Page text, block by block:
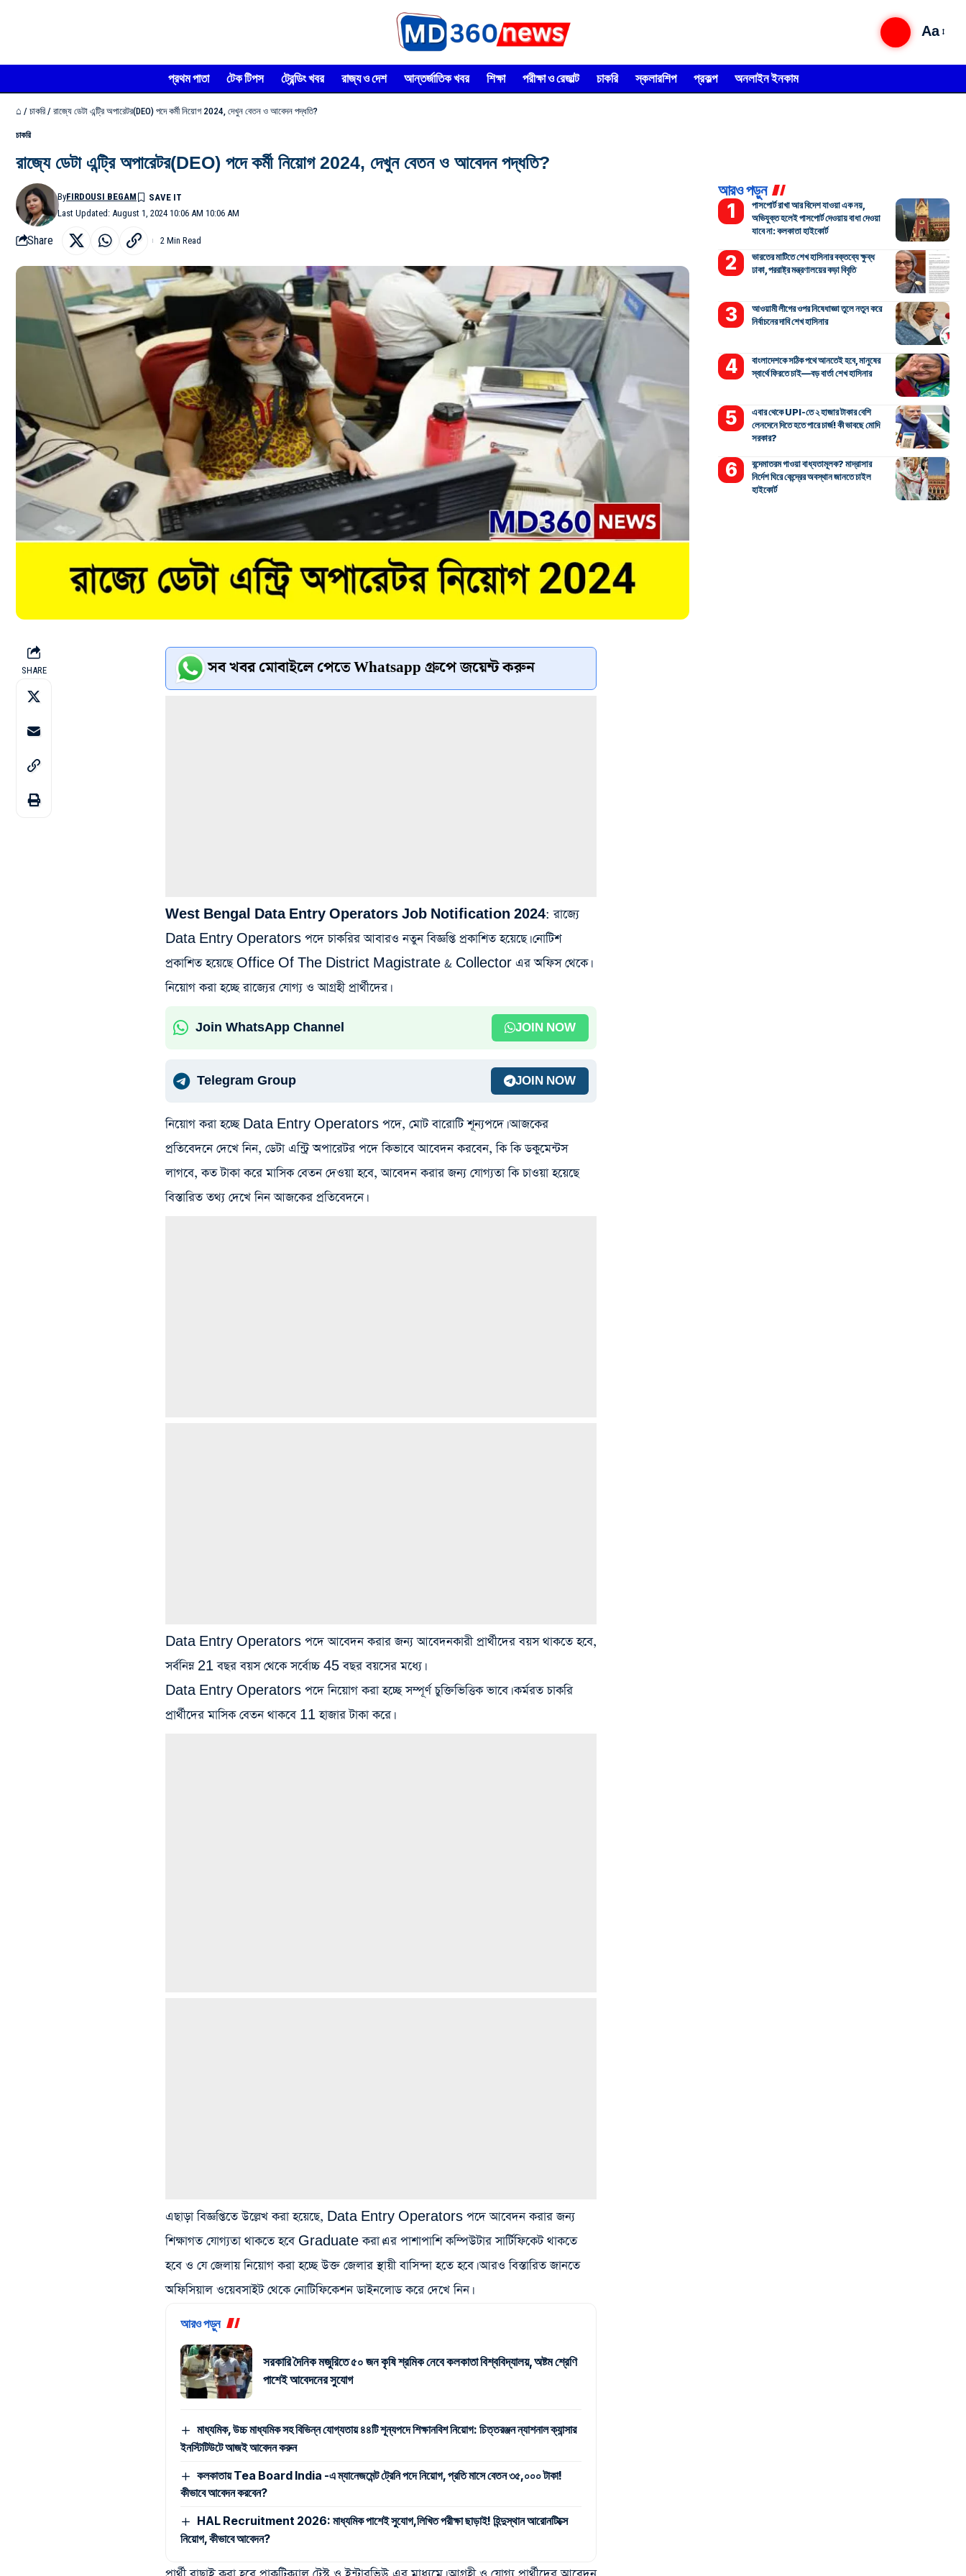
Aa
প্রথম পাতা টেক টিপস ট্রেন্ডিং খবর রাজ্য ও দেশ আন্তর্জাতিক খবর শিক্ষা পরীক্ষা ও রেজাল্ট চাকরি স্কলারশিপ প্রকল্প অনলাইন ইনকাম
⌂ / চাকরি / রাজ্যে ডেটা এন্ট্রি অপারেটর(DEO) পদে কর্মী নিয়োগ 2024, দেখুন বেতন ও আবেদন পদ্ধতি?
চাকরি
রাজ্যে ডেটা এন্ট্রি অপারেটর(DEO) পদে কর্মী নিয়োগ 2024, দেখুন বেতন ও আবেদন পদ্ধতি?
Last Updated: August 1, 2024 10:06 AM 10:06 AM
ByFIRDOUSI BEGAM
Share 2 Min Read
SHARE সব খবর মোবাইলে পেতে Whatsapp গ্রুপে জয়েন্ট করুন
West Bengal Data Entry Operators Job Notification 2024: রাজ্যে
Data Entry Operators পদে চাকরির আবারও নতুন বিজ্ঞপ্তি প্রকাশিত হয়েছে। নোটিশ
প্রকাশিত হয়েছে Office Of The District Magistrate & Collector এর অফিস থেকে।
নিয়োগ করা হচ্ছে রাজ্যের যোগ্য ও আগ্রহী প্রার্থীদের।
Join WhatsApp Channel JOIN NOW
Telegram Group JOIN NOW
নিয়োগ করা হচ্ছে Data Entry Operators পদে, মোট বারোটি শূন্যপদে। আজকের
প্রতিবেদনে দেখে নিন, ডেটা এন্ট্রি অপারেটর পদে কিভাবে আবেদন করবেন, কি কি ডকুমেন্টস
লাগবে, কত টাকা করে মাসিক বেতন দেওয়া হবে, আবেদন করার জন্য যোগ্যতা কি চাওয়া হয়েছে
বিস্তারিত তথ্য দেখে নিন আজকের প্রতিবেদনে।
Data Entry Operators পদে আবেদন করার জন্য আবেদনকারী প্রার্থীদের বয়স থাকতে হবে,
সর্বনিম্ন 21 বছর বয়স থেকে সর্বোচ্চ 45 বছর বয়সের মধ্যে।
Data Entry Operators পদে নিয়োগ করা হচ্ছে সম্পূর্ণ চুক্তিভিত্তিক ভাবে। কর্মরত চাকরি
প্রার্থীদের মাসিক বেতন থাকবে 11 হাজার টাকা করে।
এছাড়া বিজ্ঞপ্তিতে উল্লেখ করা হয়েছে, Data Entry Operators পদে আবেদন করার জন্য
শিক্ষাগত যোগ্যতা থাকতে হবে Graduate করা।এর পাশাপাশি কম্পিউটার সার্টিফিকেট থাকতে
হবে ও যে জেলায় নিয়োগ করা হচ্ছে উক্ত জেলার স্থায়ী বাসিন্দা হতে হবে। আরও বিস্তারিত জানতে
অফিসিয়াল ওয়েবসাইট থেকে নোটিফিকেশন ডাইনলোড করে দেখে নিন।
আরও পড়ুন
সরকারি দৈনিক মজুরিতে ৫০ জন কৃষি শ্রমিক নেবে কলকাতা বিশ্ববিদ্যালয়, অষ্টম শ্রেণি
পাশেই আবেদনের সুযোগ
মাধ্যমিক, উচ্চ মাধ্যমিক সহ বিভিন্ন যোগ্যতায় ৪৪টি শূন্যপদে শিক্ষানবিশ নিয়োগ: চিত্তরঞ্জন ন্যাশনাল ক্যান্সার
ইনস্টিটিউটে আজই আবেদন করুন
কলকাতায় Tea Board India -এ ম্যানেজমেন্ট ট্রেনি পদে নিয়োগ, প্রতি মাসে বেতন ৩৫,০০০ টাকা!
কীভাবে আবেদন করবেন?
HAL Recruitment 2026: মাধ্যমিক পাশেই সুযোগ,লিখিত পরীক্ষা ছাড়াই! হিন্দুস্থান আরোনটিক্সে
নিয়োগ, কীভাবে আবেদন?
আরও পড়ুন
পাসপোর্ট রাখা আর বিদেশ যাওয়া এক নয়,
অভিযুক্ত হলেই পাসপোর্ট দেওয়ায় বাধা দেওয়া
যাবে না: কলকাতা হাইকোর্ট
ভারতের মাটিতে শেখ হাসিনার বক্তব্যে ক্ষুব্ধ
ঢাকা, পররাষ্ট্র মন্ত্রণালয়ের কড়া বিবৃতি
আওয়ামী লীগের ওপর নিষেধাজ্ঞা তুলে নতুন করে
নির্বাচনের দাবি শেখ হাসিনার
বাংলাদেশকে সঠিক পথে আনতেই হবে, মানুষের
স্বার্থে ফিরতে চাই—বড় বার্তা শেখ হাসিনার
এবার থেকে UPI-তে ২ হাজার টাকার বেশি
লেনদেনে দিতে হতে পারে চার্জ! কী ভাবছে মোদি
সরকার?
বন্দেমাতরম গাওয়া বাধ্যতামূলক? মাদ্রাসার
নির্দেশ ঘিরে কেন্দ্রের অবস্থান জানতে চাইল
হাইকোর্ট